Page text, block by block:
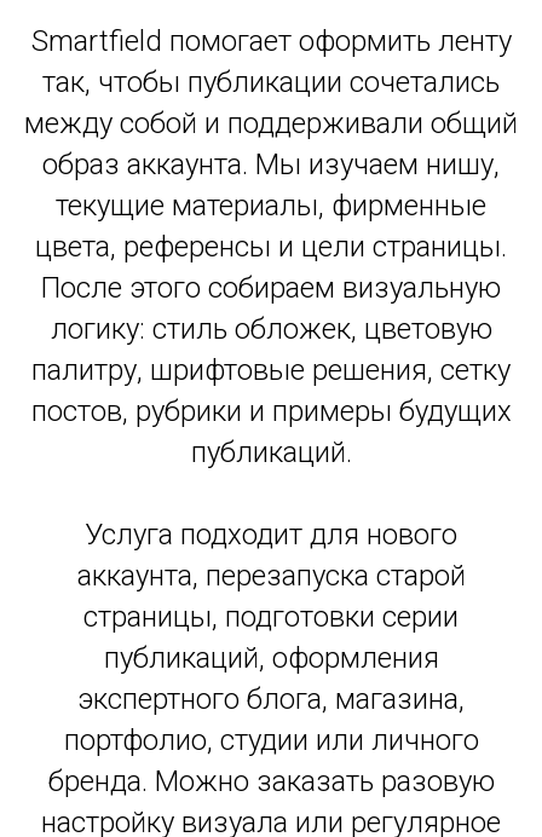
Smartfield помогает оформить ленту
так, чтобы публикации сочетались
между собой и поддерживали общий
образ аккаунта. Мы изучаем нишу,
текущие материалы, фирменные
цвета, референсы и цели страницы.
После этого собираем визуальную
логику: стиль обложек, цветовую
палитру, шрифтовые решения, сетку
постов, рубрики и примеры будущих
публикаций.
Услуга подходит для нового
аккаунта, перезапуска старой
страницы, подготовки серии
публикаций, оформления
экспертного блога, магазина,
портфолио, студии или личного
бренда. Можно заказать разовую
настройку визуала или регулярное